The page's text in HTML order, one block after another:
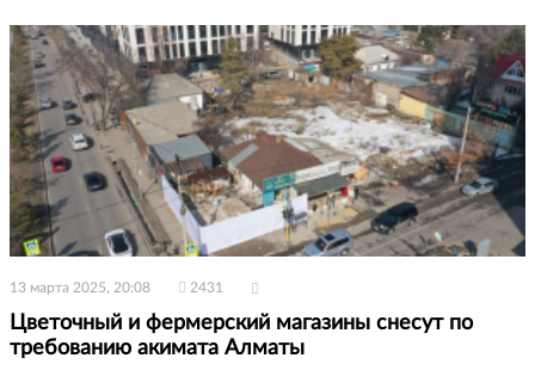
13 марта 2025, 20:08 2431
Цветочный и фермерский магазины снесут по
требованию акимата Алматы